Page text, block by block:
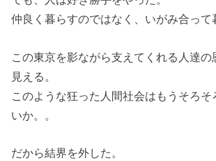
仲良く暮らすのではなく、いがみ合って
この東京を影ながら支えてくれる人達の
見える。
このような狂った人間社会はもうそろそ
いか。。
だから結界を外した。